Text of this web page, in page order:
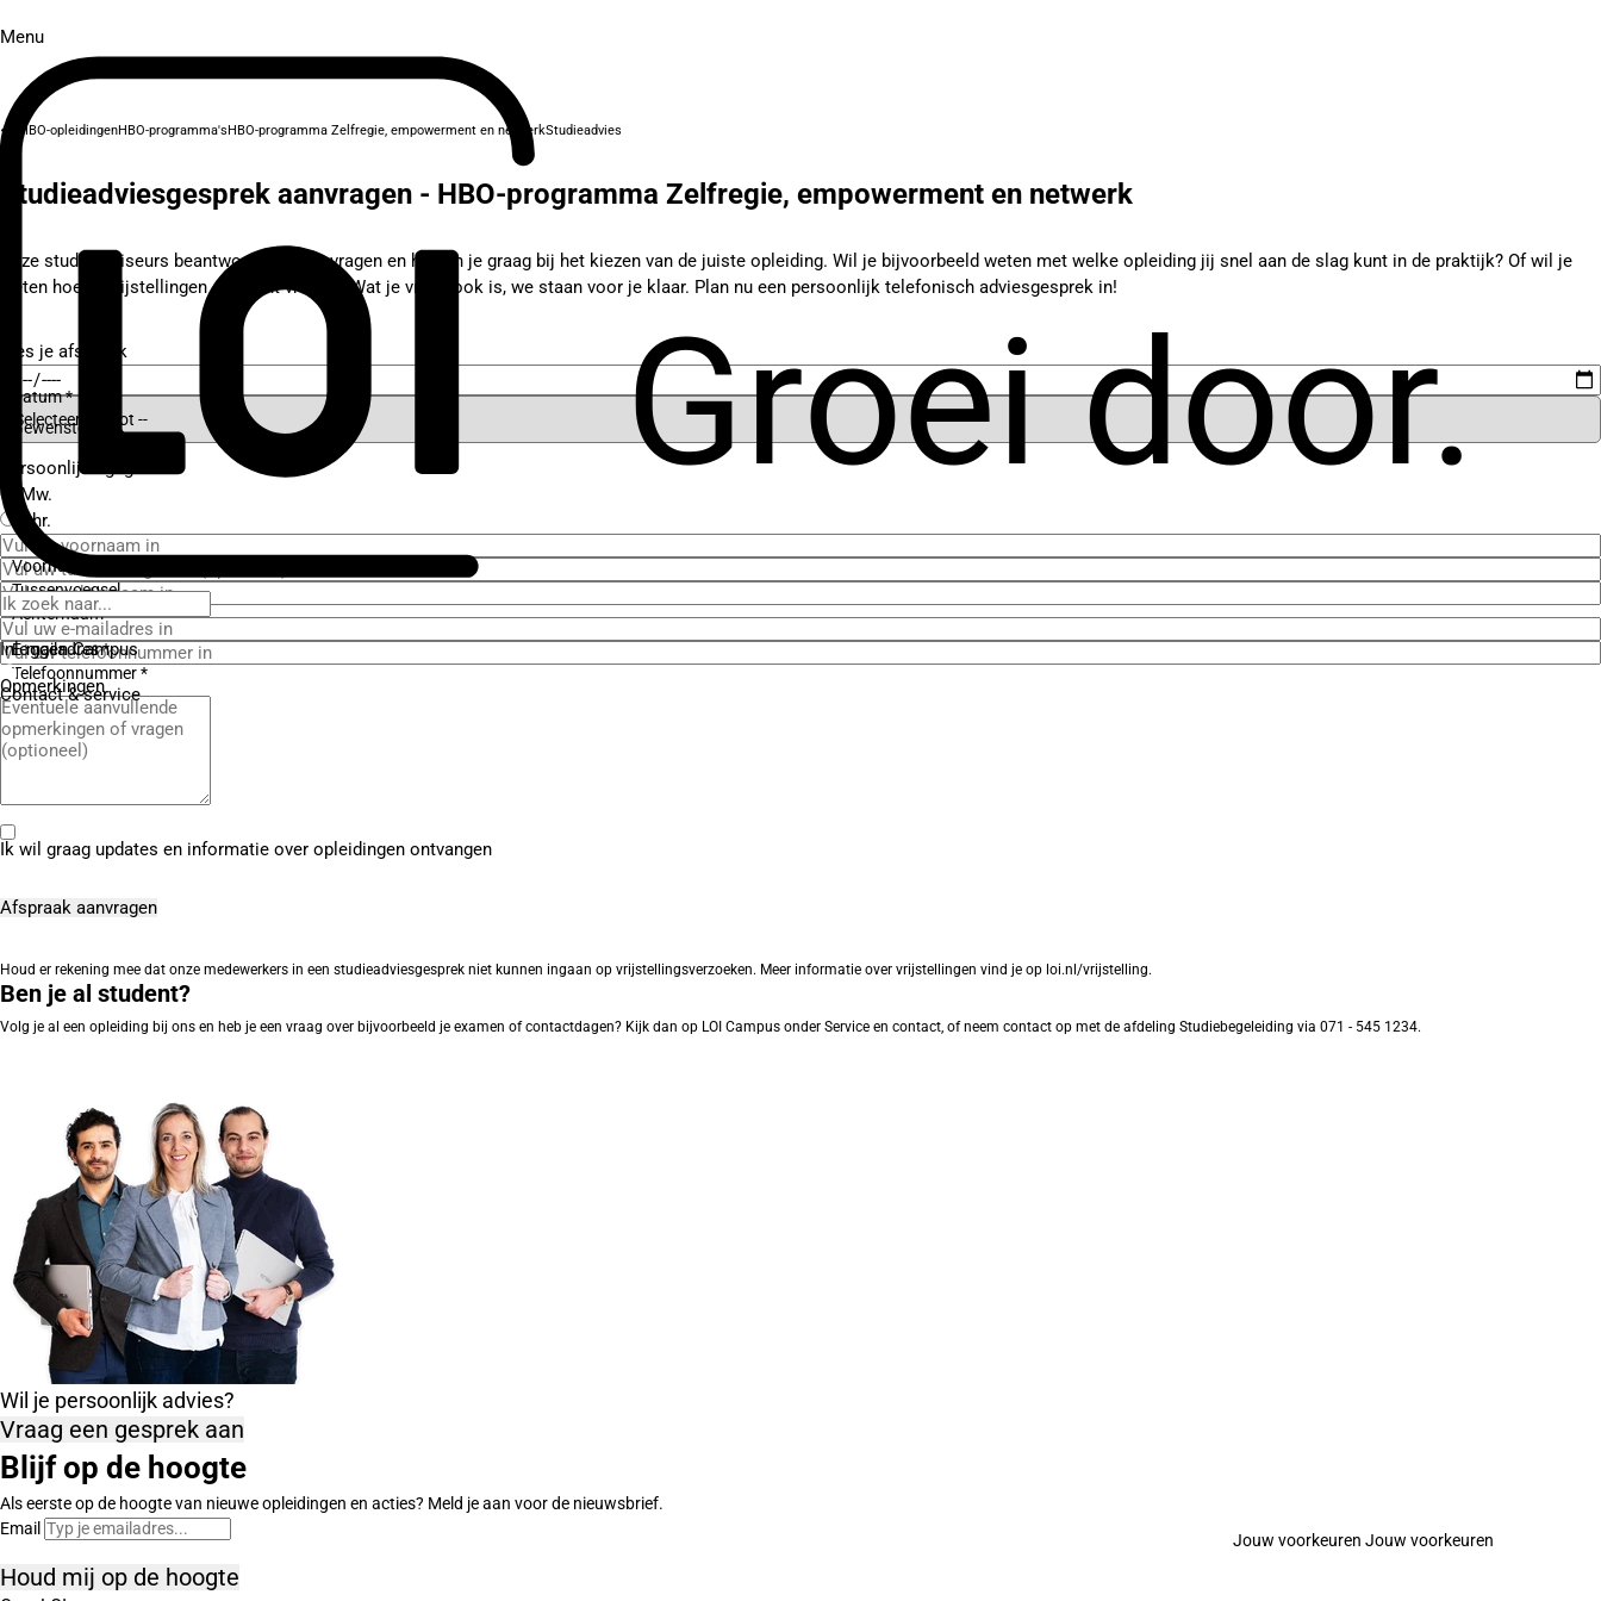
Menu
Groei door.
Inloggen Campus
Contact& service
HBO-opleidingenHBO-programma'sHBO-programma Zelfregie, empowerment en netwerkStudieadvies
Studieadviesgesprek aanvragen - HBO-programma Zelfregie, empowerment en netwerk
Onze studieadviseurs beantwoorden al je vragen en helpen je graag bij het kiezen van de juiste opleiding. Wil je bijvoorbeeld weten met welke opleiding jij snel aan de slag kunt in de praktijk? Of wil je
weten hoe je vrijstellingen aan kunt vragen? Wat je vraag ook is, we staan voor je klaar. Plan nu een persoonlijk telefonisch adviesgesprek in!
Kies je afspraak
Datum *
Gewenste tijd *
Persoonlijke gegevens
Mw.
Dhr.
Voornaam *
Tussenvoegsel
Achternaam *
E-mailadres *
Telefoonnummer *
Opmerkingen
Ik wil graag updates en informatie over opleidingen ontvangen
Houd er rekening mee dat onze medewerkers in een studieadviesgesprek niet kunnen ingaan op vrijstellingsverzoeken. Meer informatie over vrijstellingen vind je op loi.nl/vrijstelling.
Ben je al student?
Volg je al een opleiding bij ons en heb je een vraag over bijvoorbeeld je examen of contactdagen? Kijk dan op LOI Campus onder Service en contact, of neem contact op met de afdeling Studiebegeleiding via 071 - 545 1234.
Wil je persoonlijk advies?
Vraag een gesprek aan
Blijf op de hoogte
Als eerste op de hoogte van nieuwe opleidingen en acties? Meld je aan voor de nieuwsbrief.
Email
Jouw voorkeuren
Houd mij op de hoogte